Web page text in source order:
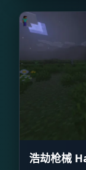
浩劫枪械